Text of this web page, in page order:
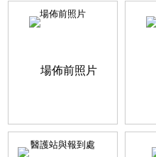
場佈前照片
醫護站與報到處